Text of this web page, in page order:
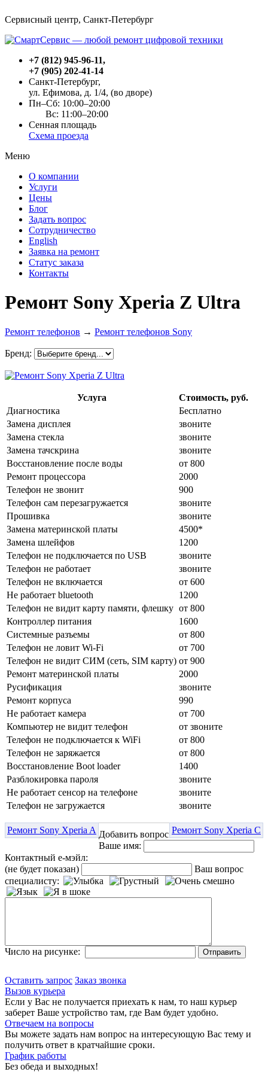
Сервисный центр, Cанкт-Петербург
+7 (812) 945-96-11,
+7 (905) 202-41-14
Санкт-Петербург,
ул. Ефимова, д. 1/4, (во дворе)
Пн–Сб: 10:00–20:00
Вс: 11:00–20:00
Сенная площадь
Схема проезда
Меню
О компании
Услуги
Цены
Блог
Задать вопрос
Сотрудничество
English
Заявка на ремонт
Статус заказа
Контакты
Ремонт Sony Xperia Z Ultra
Ремонт телефонов → Ремонт телефонов Sony
Бренд:
Услуга
Стоимость, руб.
Диагностика
Бесплатно
Замена дисплея
звоните
Замена стекла
звоните
Замена тачскрина
звоните
Восстановление после воды
от 800
Ремонт процессора
2000
Телефон не звонит
900
Телефон сам перезагружается
звоните
Прошивка
звоните
Замена материнской платы
4500*
Замена шлейфов
1200
Телефон не подключается по USB
звоните
Телефон не работает
звоните
Телефон не включается
от 600
Не работает bluetooth
1200
Телефон не видит карту памяти, флешку от 800
Контроллер питания
1600
Системные разъемы
от 800
Телефон не ловит Wi-Fi
от 700
Телефон не видит СИМ (сеть, SIM карту) от 900
Ремонт материнской платы
2000
Русификация
звоните
Ремонт корпуса
990
Не работает камера
от 700
Компьютер не видит телефон
от звоните
Телефон не подключается к WiFi
от 800
Телефон не заряжается
от 800
Восстановление Boot loader
1400
Разблокировка пароля
звоните
Не работает сенсор на телефоне
звоните
Телефон не загружается
звоните
Ремонт Sony Xperia A Ремонт Sony Xperia C
Добавить вопрос
Ваше имя:
Контактный е-мэйл:
(не будет показан)
Ваш вопрос
специалисту:
Число на рисунке:
Оставить запрос Заказ звонка
Вызов курьера
Если у Вас не получается приехать к нам, то наш курьер
заберет Ваше устройство там, где Вам будет удобно.
Отвечаем на вопросы
Вы можете задать нам вопрос на интересующую Вас тему и
получить ответ в кратчайшие сроки.
График работы
Без обеда и выходных!